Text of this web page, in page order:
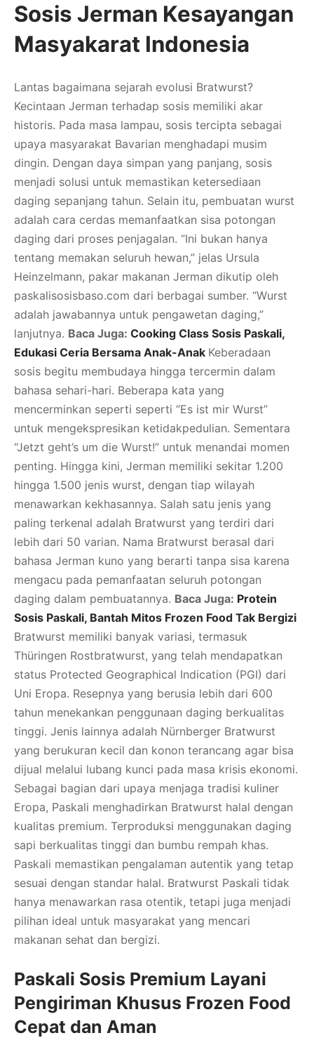
Sosis Jerman Kesayangan
Masyakarat Indonesia
Lantas bagaimana sejarah evolusi Bratwurst?
Kecintaan Jerman terhadap sosis memiliki akar
historis. Pada masa lampau, sosis tercipta sebagai
upaya masyarakat Bavarian menghadapi musim
dingin. Dengan daya simpan yang panjang, sosis
menjadi solusi untuk memastikan ketersediaan
daging sepanjang tahun. Selain itu, pembuatan wurst
adalah cara cerdas memanfaatkan sisa potongan
daging dari proses penjagalan. “Ini bukan hanya
tentang memakan seluruh hewan,” jelas Ursula
Heinzelmann, pakar makanan Jerman dikutip oleh
paskalisosisbaso.com dari berbagai sumber. “Wurst
adalah jawabannya untuk pengawetan daging,”
lanjutnya. Baca Juga: Cooking Class Sosis Paskali,
Edukasi Ceria Bersama Anak-Anak Keberadaan
sosis begitu membudaya hingga tercermin dalam
bahasa sehari-hari. Beberapa kata yang
mencerminkan seperti seperti “Es ist mir Wurst”
untuk mengekspresikan ketidakpedulian. Sementara
“Jetzt geht’s um die Wurst!” untuk menandai momen
penting. Hingga kini, Jerman memiliki sekitar 1.200
hingga 1.500 jenis wurst, dengan tiap wilayah
menawarkan kekhasannya. Salah satu jenis yang
paling terkenal adalah Bratwurst yang terdiri dari
lebih dari 50 varian. Nama Bratwurst berasal dari
bahasa Jerman kuno yang berarti tanpa sisa karena
mengacu pada pemanfaatan seluruh potongan
daging dalam pembuatannya. Baca Juga: Protein
Sosis Paskali, Bantah Mitos Frozen Food Tak Bergizi
Bratwurst memiliki banyak variasi, termasuk
Thüringen Rostbratwurst, yang telah mendapatkan
status Protected Geographical Indication (PGI) dari
Uni Eropa. Resepnya yang berusia lebih dari 600
tahun menekankan penggunaan daging berkualitas
tinggi. Jenis lainnya adalah Nürnberger Bratwurst
yang berukuran kecil dan konon terancang agar bisa
dijual melalui lubang kunci pada masa krisis ekonomi.
Sebagai bagian dari upaya menjaga tradisi kuliner
Eropa, Paskali menghadirkan Bratwurst halal dengan
kualitas premium. Terproduksi menggunakan daging
sapi berkualitas tinggi dan bumbu rempah khas.
Paskali memastikan pengalaman autentik yang tetap
sesuai dengan standar halal. Bratwurst Paskali tidak
hanya menawarkan rasa otentik, tetapi juga menjadi
pilihan ideal untuk masyarakat yang mencari
makanan sehat dan bergizi.
Paskali Sosis Premium Layani
Pengiriman Khusus Frozen Food
Cepat dan Aman